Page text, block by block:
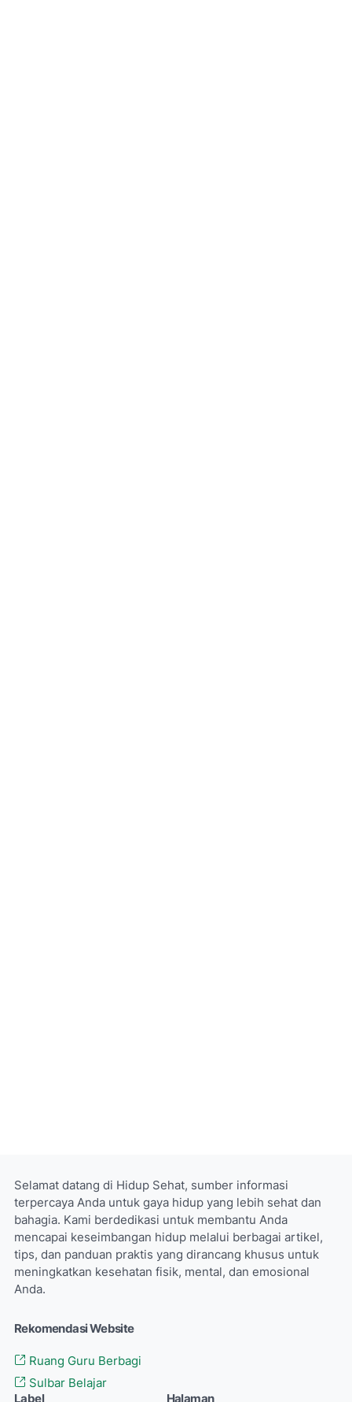
Selamat datang di Hidup Sehat, sumber informasi
terpercaya Anda untuk gaya hidup yang lebih sehat dan
bahagia. Kami berdedikasi untuk membantu Anda
mencapai keseimbangan hidup melalui berbagai artikel,
tips, dan panduan praktis yang dirancang khusus untuk
meningkatkan kesehatan fisik, mental, dan emosional
Anda.
Rekomendasi Website
Ruang Guru Berbagi
Sulbar Belajar
Label
Halaman